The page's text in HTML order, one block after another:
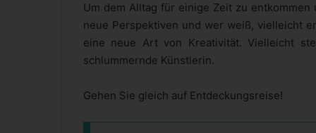
Um dem Alltag für einige Zeit zu
neue Perspektiven und wer weiß, vielleicht
eine neue Art von Kreativität. Vielleicht
schlummernde Künstlerin.
Gehen Sie gleich auf Entdeckungsreise!